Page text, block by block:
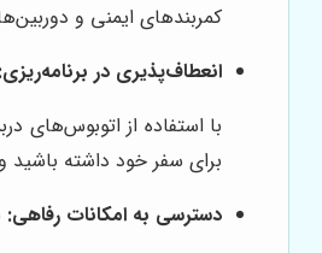
کمربندهای ایمنی و
انعطاف‌پذیری در برنامه‌ریزی:
با استفاده از اتوبوس‌های
برای سفر خود داشته
دسترسی به امکانات رفاهی: